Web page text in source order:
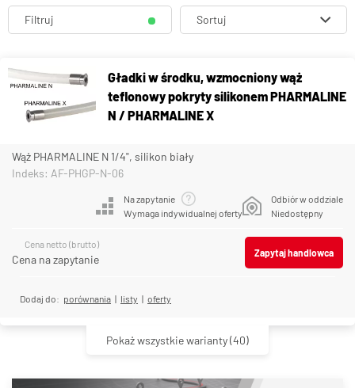
Filtruj Sortuj
Gładki w środku, wzmocniony wąż
teflonowy pokryty silikonem PHARMALINE
N / PHARMALINE X
Wąż PHARMALINE N 1/4", silikon biały
Indeks: AF-PHGP-N-06
Na zapytanie
Wymaga indywidualnej oferty
Odbiór w oddziale
Niedostępny
Cena netto (brutto)
Cena na zapytanie
Zapytaj handlowca
Dodaj do: porównania | listy | oferty
Pokaż wszystkie warianty(40)